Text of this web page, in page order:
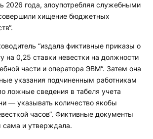
2026 года, злоупотребляя служебными
хищение бюджетных
“издала фиктивные приказы о
на 0,25 ставки невестки на должности
части и оператора ЭВМ“. Затем она
указания подчиненным работникам
ложные сведения в табеля учета
— указывать количество якобы
часов“. Фиктивные документы
сама и утверждала.